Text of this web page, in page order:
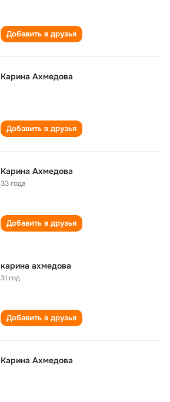
Добавить в друзья
Карина Ахмедова
Добавить в друзья
Карина Ахмедова
33 года
Добавить в друзья
карина ахмедова
31 год
Добавить в друзья
Карина Ахмедова